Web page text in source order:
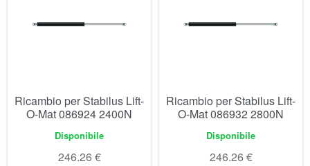
Ricambio per Stabilus Lift-
O-Mat 086924 2400N
Disponibile
246.26 €
Ricambio per Stabilus Lift-
O-Mat 086932 2800N
Disponibile
246.26 €